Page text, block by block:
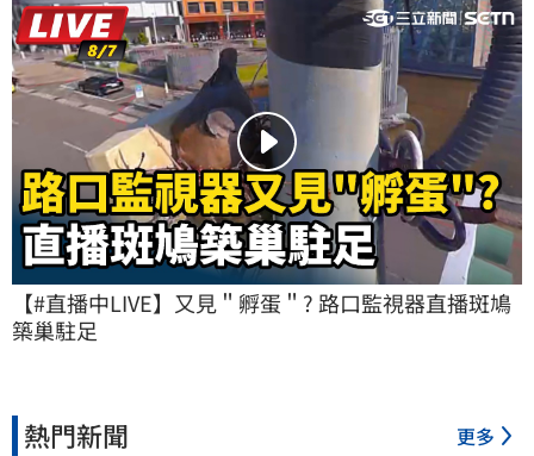
【#直播中LIVE】又見＂孵蛋＂? 路口監視器直播斑鳩
築巢駐足
熱門新聞 更多